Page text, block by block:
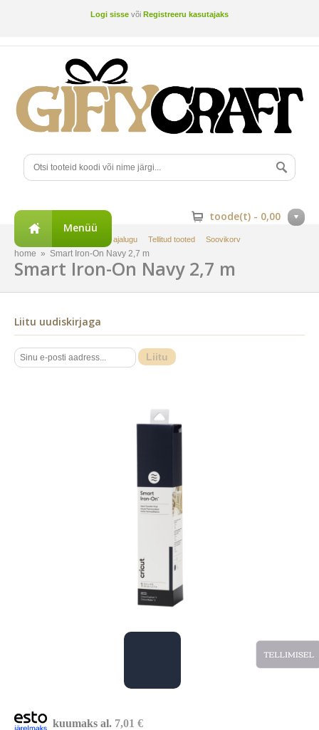
Logi sisse või Registreeru kasutajaks
toode(t) - 0,00
Tellimuste ajalugu Tellitud tooted Soovikorv
Menüü
home » Smart Iron-On Navy 2,7 m
Smart Iron-On Navy 2,7 m
Liitu uudiskirjaga
Liitu
kuumaks al. 7,01 €